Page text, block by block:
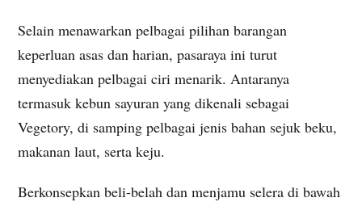
Selain menawarkan pelbagai pilihan barangan
keperluan asas dan harian, pasaraya ini turut
menyediakan pelbagai ciri menarik. Antaranya
termasuk kebun sayuran yang dikenali sebagai
Vegetory, di samping pelbagai jenis bahan sejuk beku,
makanan laut, serta keju.
Berkonsepkan beli-belah dan menjamu selera di bawah